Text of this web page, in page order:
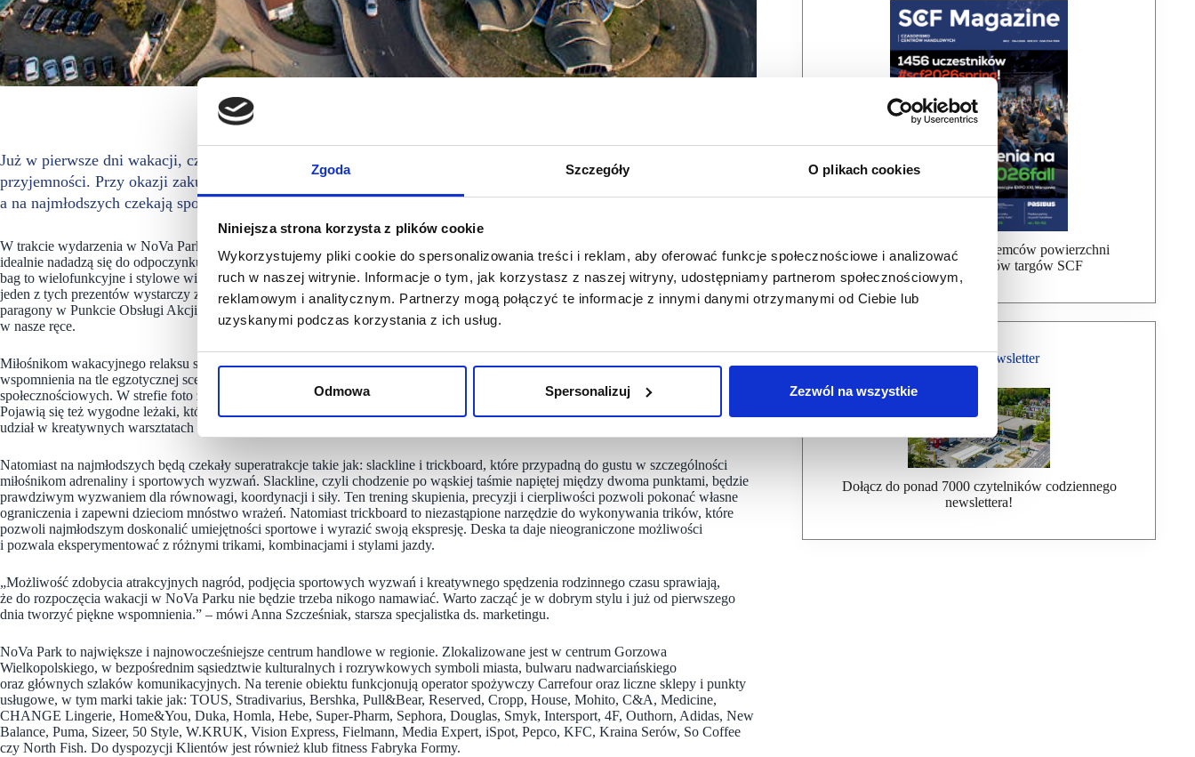
Zgoda Szczegóły O plikach cookies
Niniejsza strona korzysta z plików cookie
Wykorzystujemy pliki cookie do spersonalizowania treści i reklam, aby oferować funkcje społecznościowe i analizować
ruch w naszej witrynie. Informacje o tym, jak korzystasz z naszej witryny, udostępniamy partnerom społecznościowym,
reklamowym i analitycznym. Partnerzy mogą połączyć te informacje z innymi danymi otrzymanymi od Ciebie lub
uzyskanymi podczas korzystania z ich usług.
Odmowa Spersonalizuj Zezwól na wszystkie
Już w pierwsze dni wakacji, czyli 24 i 25 czerwca, NoVa Park zaprasza okolicznych mieszkańców na letnie
przyjemności. Przy okazji zakupów będzie można zdobyć wygodny hamak lub poduszkę lazy bag,
a na najmłodszych czekają sportowe wyzwania: slackline oraz trick board.
W trakcie wydarzenia w NoVa Parku będzie można zdobyć wygodne hamaki oraz relaksujące poduszki lazy bag za zakupy. Hamaki
idealnie nadadzą się do odpoczynku na świeżym powietrzu, zapewniając niezrównany komfort i poczucie beztroski. Natomiast lazy
bag to wielofunkcyjne i stylowe wielkie poduszki, doskonałe do letniego wypoczynku w domu, ogrodzie lub na tarasie. By zdobyć
jeden z tych prezentów wystarczy zrobić zakupy za co najmniej 200 zł na maksymalnie 2 paragonach. Następnie należy zarejestrować
paragony w Punkcie Obsługi Akcji, gdzie dostępny będzie również regulamin promocji, a chwilę później relaksujący prezent wpadnie
w nasze ręce.
Miłośnikom wakacyjnego relaksu spodoba się zapewne strefa letnia w NoVa Parku, w której będzie można tworzyć fotograficzne
wspomnienia na tle egzotycznej scenografii. Pozwoli to uwieczniać wakacyjny nastrój i podzielić się nim w swoich mediach
społecznościowych. W strefie foto znajdą się efektowne, letnie fotele, soczyście zielone palmy oraz kolorowa deska surfingowa.
Pojawią się też wygodne leżaki, które pozwolą przez chwilę wypocząć i oderwać się od codziennych trosk. Można też będzie wziąć
udział w kreatywnych warsztatach wykonywania drewnianych zawieszek w kształcie desek surfingowych.
Natomiast na najmłodszych będą czekały superatrakcje takie jak: slackline i trickboard, które przypadną do gustu w szczególności
miłośnikom adrenaliny i sportowych wyzwań. Slackline, czyli chodzenie po wąskiej taśmie napiętej między dwoma punktami, będzie
prawdziwym wyzwaniem dla równowagi, koordynacji i siły. Ten trening skupienia, precyzji i cierpliwości pozwoli pokonać własne
ograniczenia i zapewni dzieciom mnóstwo wrażeń. Natomiast trickboard to niezastąpione narzędzie do wykonywania trików, które
pozwoli najmłodszym doskonalić umiejętności sportowe i wyrazić swoją ekspresję. Deska ta daje nieograniczone możliwości
i pozwala eksperymentować z różnymi trikami, kombinacjami i stylami jazdy.
„Możliwość zdobycia atrakcyjnych nagród, podjęcia sportowych wyzwań i kreatywnego spędzenia rodzinnego czasu sprawiają,
że do rozpoczęcia wakacji w NoVa Parku nie będzie trzeba nikogo namawiać. Warto zacząć je w dobrym stylu i już od pierwszego
dnia tworzyć piękne wspomnienia.” – mówi Anna Szcześniak, starsza specjalistka ds. marketingu.
NoVa Park to największe i najnowocześniejsze centrum handlowe w regionie. Zlokalizowane jest w centrum Gorzowa
Wielkopolskiego, w bezpośrednim sąsiedztwie kulturalnych i rozrywkowych symboli miasta, bulwaru nadwarciańskiego
oraz głównych szlaków komunikacyjnych. Na terenie obiektu funkcjonują operator spożywczy Carrefour oraz liczne sklepy i punkty
usługowe, w tym marki takie jak: TOUS, Stradivarius, Bershka, Pull&Bear, Reserved, Cropp, House, Mohito, C&A, Medicine,
CHANGE Lingerie, Home&You, Duka, Homla, Hebe, Super-Pharm, Sephora, Douglas, Smyk, Intersport, 4F, Outhorn, Adidas, New
Balance, Puma, Sizeer, 50 Style, W.KRUK, Vision Express, Fielmann, Media Expert, iSpot, Pepco, KFC, Kraina Serów, So Coffee
czy North Fish. Do dyspozycji Klientów jest również klub fitness Fabryka Formy.
Bezpłatna wysyłka dla najemców powierzchni
handlowej, uczestników targów SCF
Bezpłatny Newsletter
Dołącz do ponad 7000 czytelników codziennego
newslettera!